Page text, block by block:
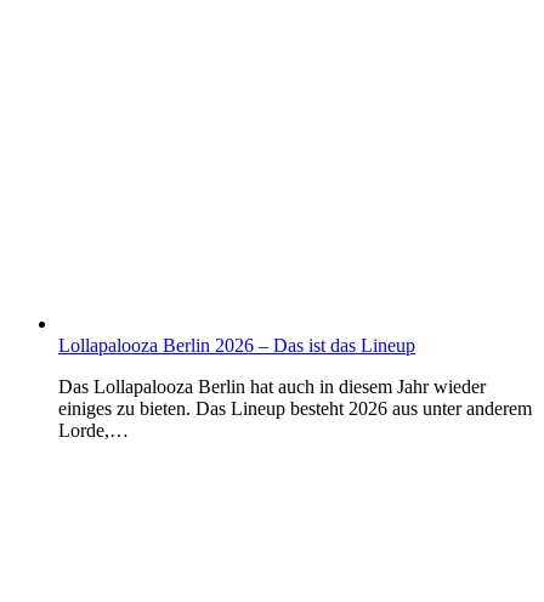
Lollapalooza Berlin 2026 – Das ist das Lineup
Das Lollapalooza Berlin hat auch in diesem Jahr wieder
einiges zu bieten. Das Lineup besteht 2026 aus unter anderem
Lorde,…